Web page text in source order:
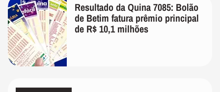
Resultado da Quina 7085: Bolão
de Betim fatura prêmio principal
de R$ 10,1 milhões